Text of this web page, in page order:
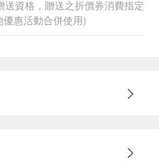
資格，贈送之折價券消費指定
惠活動合併使用)